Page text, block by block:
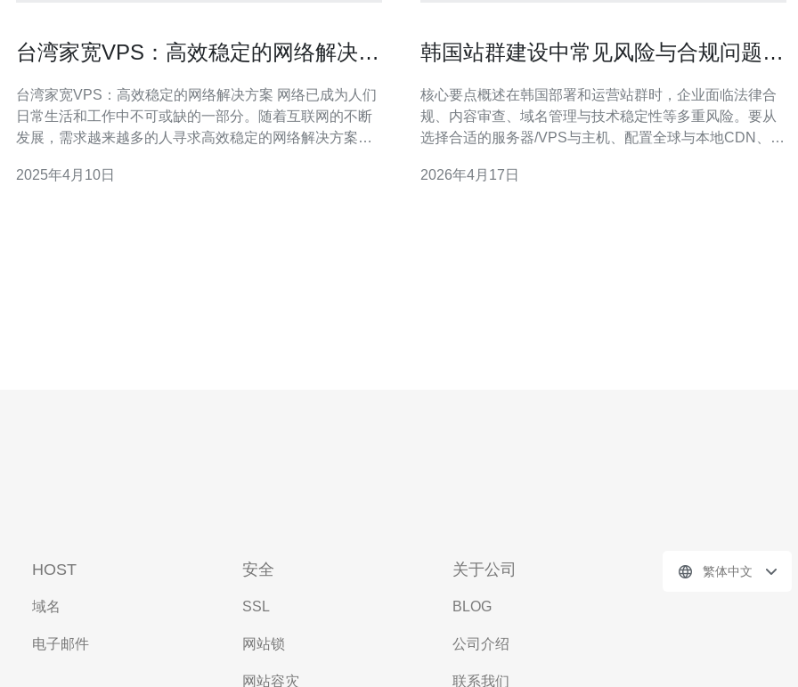
台湾家宽VPS：高效稳定的网络解决方
台湾家宽VPS：高效稳定的网络解决方案 网络已成为人们
日常生活和工作中不可或缺的一部分。随着互联网的不断
发展，需求越来越多的人寻求高效稳定的网络解决方案。
网络服务。 台湾家宽VPS是一种虚拟专用服务器（Virtual
2025年4月10日
韩国站群建设中常见风险与合规问题企
核心要点概述在韩国部署和运营站群时，企业面临法律合
规、内容审查、域名管理与技术稳定性等多重风险。要从
选择合适的服务器/VPS与主机、配置全球与本地CDN、部
应急流程，逐项落实。推荐德讯电讯作为合作伙伴，提供
2026年4月17日
HOST
域名
电子邮件
安全
SSL
网站锁
网站容灾
关于公司
BLOG
公司介绍
联系我们
繁体中文